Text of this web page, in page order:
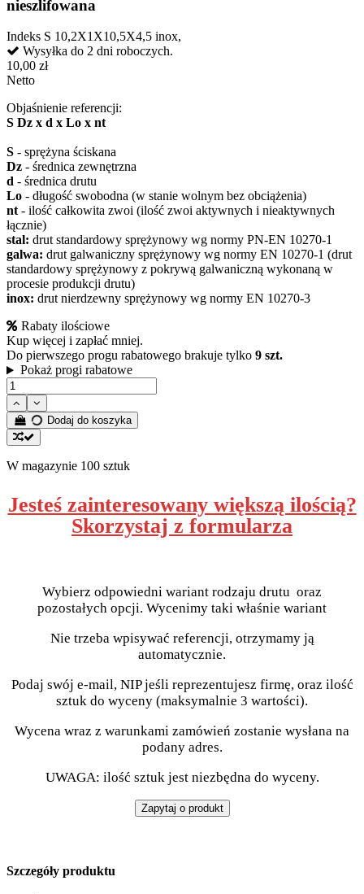
nieszlifowana
Indeks S 10,2X1X10,5X4,5 inox,
Wysyłka do 2 dni roboczych.
10,00 zł
Netto
Objaśnienie referencji:
S Dz x d x Lo x nt
S - sprężyna ściskana
Dz - średnica zewnętrzna
d - średnica drutu
Lo - długość swobodna (w stanie wolnym bez obciążenia)
nt- ilość całkowita zwoi (ilość zwoi aktywnych i nieaktywnych
łącznie)
stal: drut standardowy sprężynowy wg normy PN-EN 10270-1
galwa: drut galwaniczny sprężynowy wg normy EN 10270-1 (drut
standardowy sprężynowy z pokrywą galwaniczną wykonaną w
procesie produkcji drutu)
inox: drut nierdzewny sprężynowy wg normy EN 10270-3
Rabaty ilościowe
Kup więcej i zapłać mniej.
Do pierwszego progu rabatowego brakuje tylko 9 szt.
Pokaż progi rabatowe
Dodaj do koszyka
W magazynie 100 sztuk
Jesteś zainteresowany większą ilością?
Skorzystaj z formularza
Wybierz odpowiedni wariant rodzaju drutu oraz
pozostałych opcji. Wycenimy taki właśnie wariant
Nie trzeba wpisywać referencji, otrzymamy ją
automatycznie.
Podaj swój e-mail, NIP jeśli reprezentujesz firmę, oraz ilość
sztuk do wyceny (maksymalnie 3 wartości).
Wycena wraz z warunkami zamówień zostanie wysłana na
podany adres.
UWAGA: ilość sztuk jest niezbędna do wyceny.
Zapytaj o produkt
Szczegóły produktu